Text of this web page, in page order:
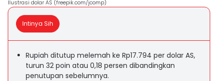
Ilustrasi dolar AS (freepik.com/jcomp)
Intinya Sih
Rupiah ditutup melemah ke Rp17.794 per dolar AS,
turun 32 poin atau 0,18 persen dibandingkan
penutupan sebelumnya.